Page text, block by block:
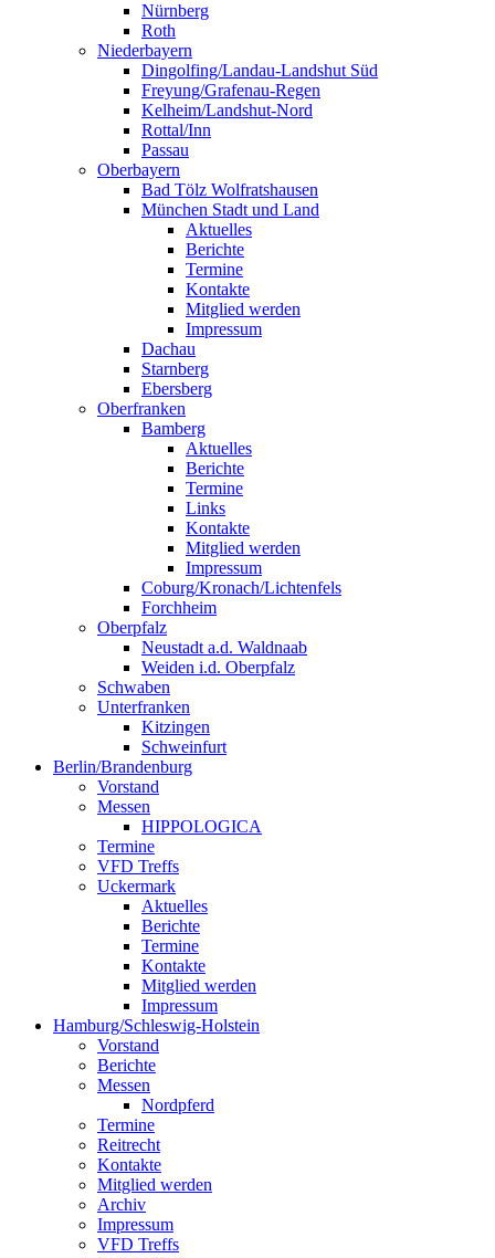
Nürnberg
Roth
Niederbayern
Dingolfing/Landau-Landshut Süd
Freyung/Grafenau-Regen
Kelheim/Landshut-Nord
Rottal/Inn
Passau
Oberbayern
Bad Tölz Wolfratshausen
München Stadt und Land
Aktuelles
Berichte
Termine
Kontakte
Mitglied werden
Impressum
Dachau
Starnberg
Ebersberg
Oberfranken
Bamberg
Aktuelles
Berichte
Termine
Links
Kontakte
Mitglied werden
Impressum
Coburg/Kronach/Lichtenfels
Forchheim
Oberpfalz
Neustadt a.d. Waldnaab
Weiden i.d. Oberpfalz
Schwaben
Unterfranken
Kitzingen
Schweinfurt
Berlin/Brandenburg
Vorstand
Messen
HIPPOLOGICA
Termine
VFD Treffs
Uckermark
Aktuelles
Berichte
Termine
Kontakte
Mitglied werden
Impressum
Hamburg/Schleswig-Holstein
Vorstand
Berichte
Messen
Nordpferd
Termine
Reitrecht
Kontakte
Mitglied werden
Archiv
Impressum
VFD Treffs